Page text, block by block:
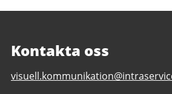
Kontakta oss
E-